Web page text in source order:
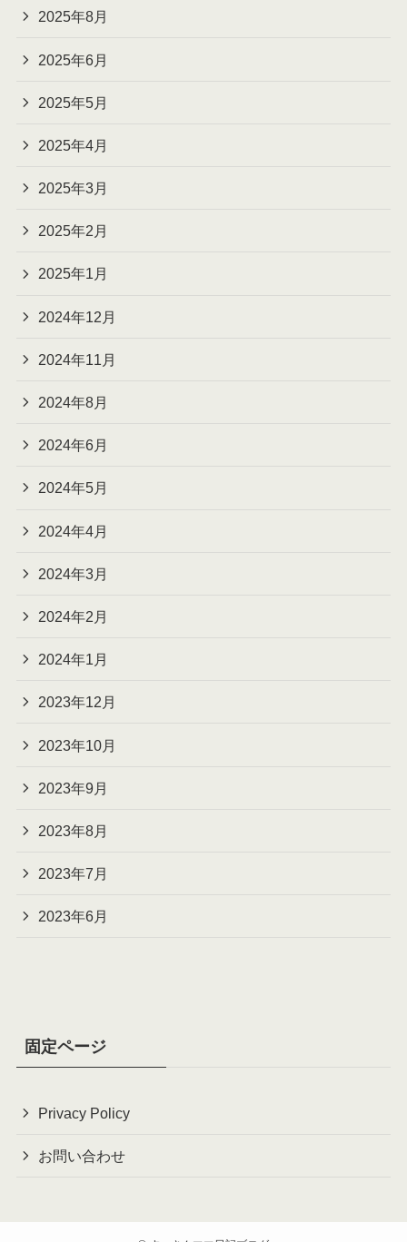
2025年8月
2025年6月
2025年5月
2025年4月
2025年3月
2025年2月
2025年1月
2024年12月
2024年11月
2024年8月
2024年6月
2024年5月
2024年4月
2024年3月
2024年2月
2024年1月
2023年12月
2023年10月
2023年9月
2023年8月
2023年7月
2023年6月
固定ページ
Privacy Policy
お問い合わせ